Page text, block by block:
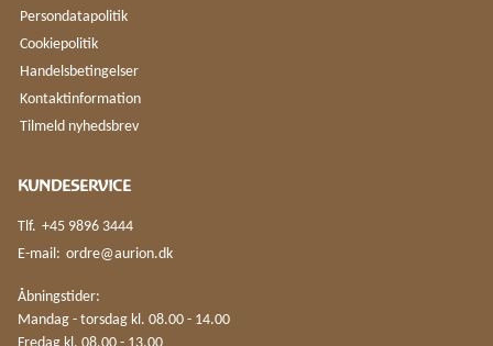
Persondatapolitik
Cookiepolitik
Handelsbetingelser
Kontaktinformation
Tilmeld nyhedsbrev
KUNDESERVICE
Tlf. +45 9896 3444
E-mail: ordre@aurion.dk
Åbningstider:
Mandag - torsdag kl. 08.00 - 14.00